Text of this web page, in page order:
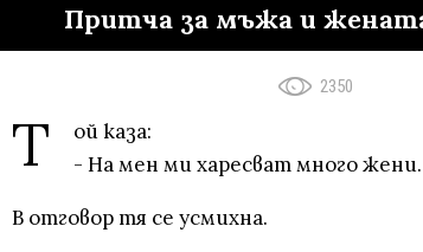
Притча за мъжа и
2350
Т
ой каза:
- На мен ми харесват много жени.
В отговор тя се усмихна.